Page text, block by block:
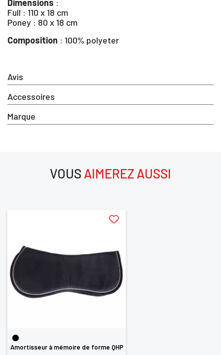
Avis
Accessoires
Marque
Dimensions :
Full : 110 x 18 cm
Poney : 80 x 18 cm
Composition : 100% polyeter
VOUS AIMEREZ AUSSI
Amortisseur à mémoire de forme QHP
×
Vous devez être connecté pour enregistrer des
produits dans votre liste d'envie